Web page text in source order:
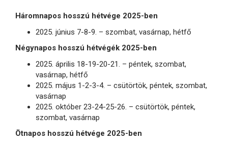
Háromnapos hosszú hétvége 2025-ben
2025. június 7-8-9. – szombat, vasárnap, hétfő
Négynapos hosszú hétvégék 2025-ben
2025. április 18-19-20-21. – péntek, szombat,
vasárnap, hétfő
2025. május 1-2-3-4. – csütörtök, péntek, szombat,
vasárnap
2025. október 23-24-25-26. – csütörtök, péntek,
szombat, vasárnap
Ötnapos hosszú hétvége 2025-ben